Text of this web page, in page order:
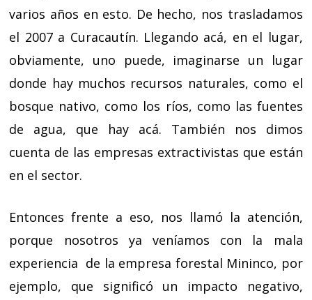
varios años en esto. De hecho, nos trasladamos
el 2007 a Curacautín. Llegando acá, en el lugar,
obviamente, uno puede, imaginarse un lugar
donde hay muchos recursos naturales, como el
bosque nativo, como los ríos, como las fuentes
de agua, que hay acá. También nos dimos
cuenta de las empresas extractivistas que están
en el sector.
Entonces frente a eso, nos llamó la atención,
porque nosotros ya veníamos con la mala
experiencia de la empresa forestal Mininco, por
ejemplo, que significó un impacto negativo,